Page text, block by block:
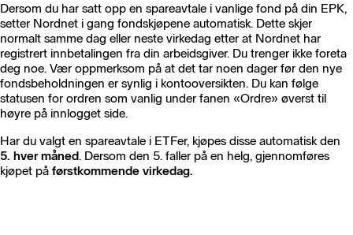
Dersom du har satt opp en spareavtale i vanlige fond på din EPK,
setter Nordnet i gang fondskjøpene automatisk. Dette skjer
normalt samme dag eller neste virkedag etter at Nordnet har
registrert innbetalingen fra din arbeidsgiver. Du trenger ikke foreta
deg noe. Vær oppmerksom på at det tar noen dager før den nye
fondsbeholdningen er synlig i kontooversikten. Du kan følge
statusen for ordren som vanlig under fanen «Ordre» øverst til
høyre på innlogget side.
Har du valgt en spareavtale i ETFer, kjøpes disse automatisk den
5. hver måned. Dersom den 5. faller på en helg, gjennomføres
kjøpet på førstkommende virkedag.